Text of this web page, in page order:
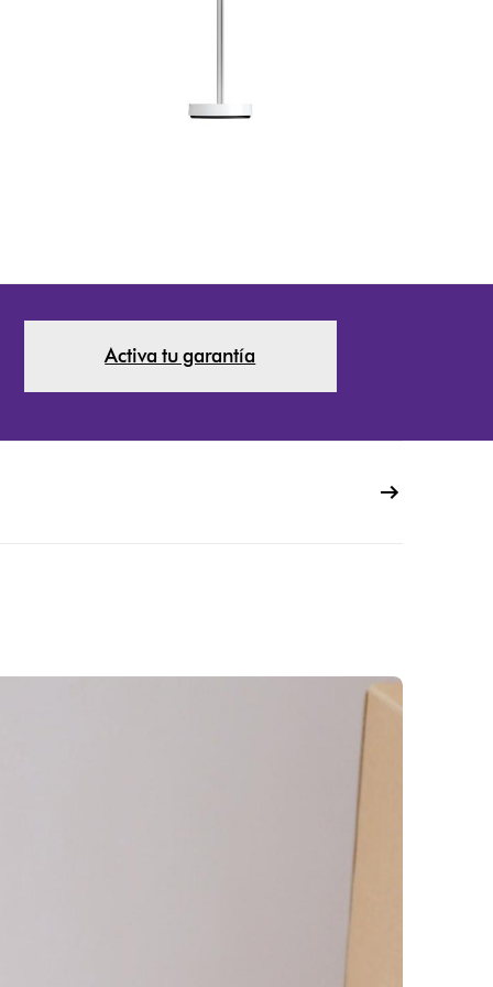
Activa tu garantía